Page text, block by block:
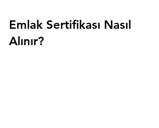
Emlak Sertifikası Nasıl
Alınır?